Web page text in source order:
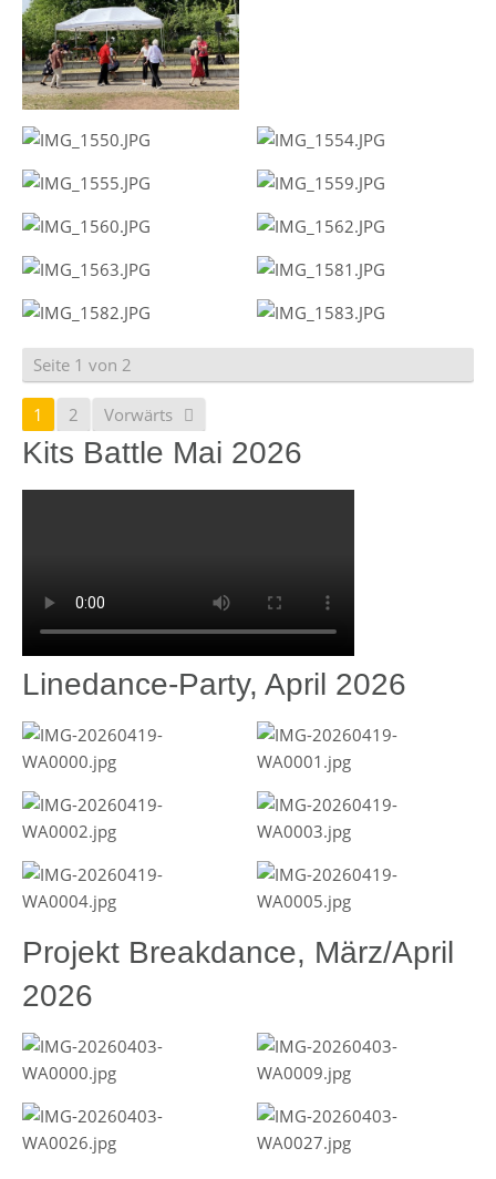
Seite 1 von 2
1 2 Vorwärts
Kits Battle Mai 2026
Linedance-Party, April 2026
Projekt Breakdance, März/April
2026